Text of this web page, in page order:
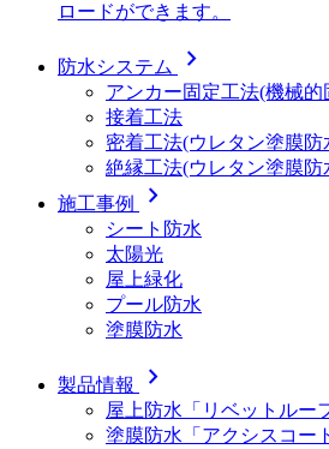
ロードができます。
防水システム chevron_right
アンカー固定工法(機械的
接着工法
密着工法(ウレタン塗膜防
絶縁工法(ウレタン塗膜防
施工事例
chevron_right
シート防水
太陽光
屋上緑化
プール防水
塗膜防水
製品情報 chevron_right
屋上防水「リベットルー
塗膜防水「アクシスコー